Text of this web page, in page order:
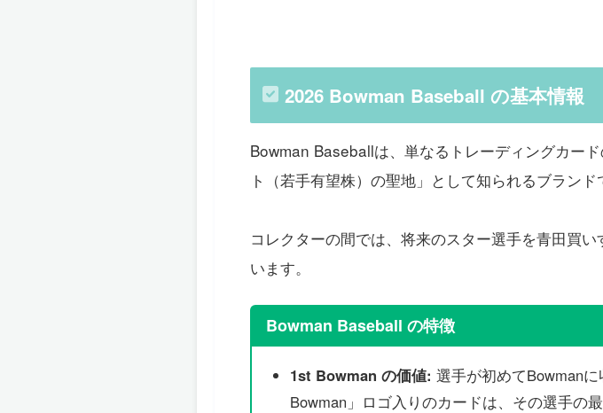
2026 Bowman Baseball の基本情報
Bowman Baseballは、単なるトレーディングカー
ト（若手有望株）の聖地」として知られるブランド
コレクターの間では、将来のスター選手を青田買
います。
Bowman Baseball の特徴
1st Bowman の価値: 選手が初めてBowman
Bowman」ロゴ入りのカードは、その選手の